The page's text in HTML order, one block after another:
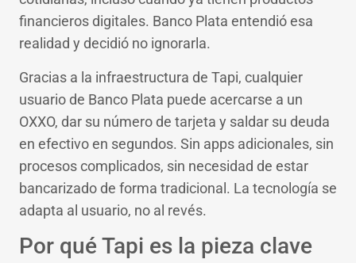
financieros digitales. Banco Plata entendió esa
realidad y decidió no ignorarla.
Gracias a la infraestructura de Tapi, cualquier
usuario de Banco Plata puede acercarse a un
OXXO, dar su número de tarjeta y saldar su deuda
en efectivo en segundos. Sin apps adicionales, sin
procesos complicados, sin necesidad de estar
bancarizado de forma tradicional. La tecnología se
adapta al usuario, no al revés.
Por qué Tapi es la pieza clave